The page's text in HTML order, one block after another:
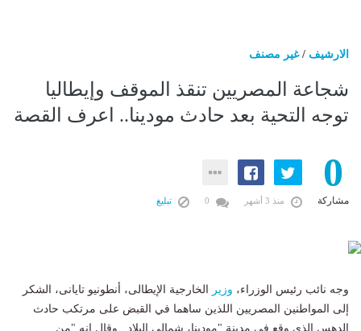
الارشيف /غير مصنف
شجاعة المصريين تنقذ الموقف وإيطاليا
توجه التحية بعد حادث مودينا.. اعرف القصة
0
مشاركة منذ 3 أشهر تبليغ
وجه نائب رئيس الوزراء، وزير
الخارجية الإيطالى، أنطونيو تايانى، الشكر
إلى المواطنين المصريين اللذين ساهما في القبض على مرتكب حادث
الدهس الذى وقع في مدينة "مودينا، شمالي البلاد.. وقال إنه "من